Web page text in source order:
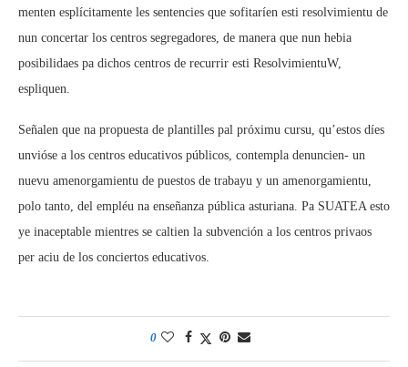
menten esplícitamente les sentencies que sofitaríen esti resolvimientu de
nun concertar los centros segregadores, de manera que nun hebia
posibilidaes pa dichos centros de recurrir esti ResolvimientuW,
espliquen.
Señalen que na propuesta de plantilles pal próximu cursu, qu’estos díes
unvióse a los centros educativos públicos, contempla denuncien- un
nuevu amenorgamientu de puestos de trabayu y un amenorgamientu,
polo tanto, del empléu na enseñanza pública asturiana. Pa SUATEA esto
ye inaceptable mientres se caltien la subvención a los centros privaos
per aciu de los conciertos educativos.
0